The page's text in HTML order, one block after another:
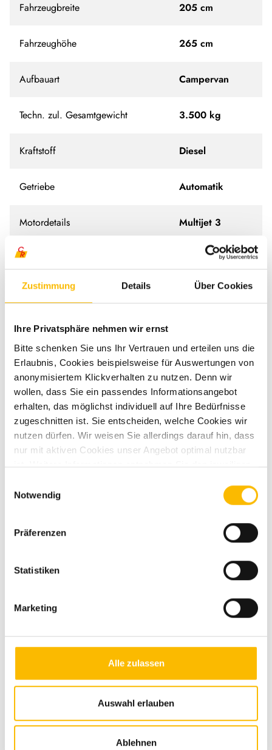
Zustimmung Details Über Cookies
Ihre Privatsphäre nehmen wir ernst
Bitte schenken Sie uns Ihr Vertrauen und erteilen uns die
Erlaubnis, Cookies beispielsweise für Auswertungen von
anonymisiertem Klickverhalten zu nutzen. Denn wir
wollen, dass Sie ein passendes Informationsangebot
erhalten, das möglichst individuell auf Ihre Bedürfnisse
zugeschnitten ist. Sie entscheiden, welche Cookies wir
nutzen dürfen. Wir weisen Sie allerdings darauf hin, dass
nur mit aktiven Cookies unser Angebot optimal nutzbar
ist. Weitere Informationen entnehmen Sie den jeweiligen
Notwendig
Präferenzen
Statistiken
Marketing
Alle zulassen
Auswahl erlauben
Ablehnen
Fahrzeugbreite 205 cm
Fahrzeughöhe 265 cm
Aufbauart Campervan
Techn. zul. Gesamtgewicht 3.500 kg
Kraftstoff Diesel
Getriebe Automatik
Motordetails Multijet 3
Anzahl der Achsen
Antriebsart Frontantrieb
Schadstoffnorm
Umweltplakette grün
Tempomat
Verkehrszeichenerkennung
Notbremsassistent
ESP